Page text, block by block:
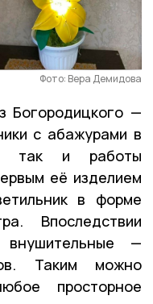
Фото: Вера Демидова
Богородицкого —
с абажурами в
так и работы
её изделием
в форме
Впоследствии
внушительные —
Таким можно
просторное